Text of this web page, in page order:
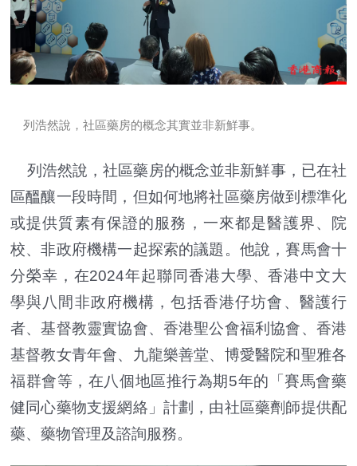
列浩然說，社區藥房的概念其實並非新鮮事。
列浩然說，社區藥房的概念並非新鮮事，已在社
區醞釀一段時間，但如何地將社區藥房做到標準化
或提供質素有保證的服務，一來都是醫護界、院
校、非政府機構一起探索的議題。他說，賽馬會十
分榮幸，在2024年起聯同香港大學、香港中文大
學與八間非政府機構，包括香港仔坊會、醫護行
者、基督教靈實協會、香港聖公會福利協會、香港
基督教女青年會、九龍樂善堂、博愛醫院和聖雅各
福群會等，在八個地區推行為期5年的「賽馬會藥
健同心藥物支援網絡」計劃，由社區藥劑師提供配
藥、藥物管理及諮詢服務。